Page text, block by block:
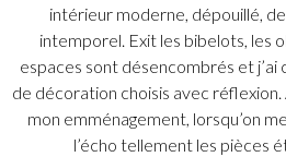
intérieur moderne, dépouillé,
intemporel. Exit les bibelots, les
espaces sont désencombrés et
de décoration choisis avec réflexion.
mon emménagement, lorsqu’on
l’écho tellement les pièces